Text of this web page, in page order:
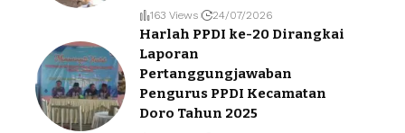
163 Views 24/07/2026
Harlah PPDI ke-20 Dirangkai
Laporan
Pertanggungjawaban
Pengurus PPDI Kecamatan
Doro Tahun 2025